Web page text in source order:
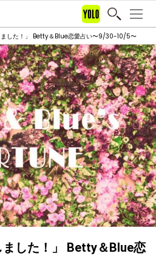
ました！」 Betty＆Blue恋愛占い〜9/30-10/5〜
した！」 Betty＆Blue恋